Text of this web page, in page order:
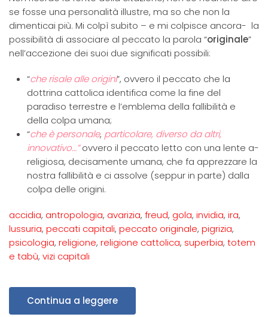
se fosse una personalità illustre, ma so che non la
dimenticai più. Mi colpì subito – e mi colpisce ancora- la
possibilità di associare al peccato la parola “originale”
nell’accezione dei suoi due significati possibili:
“che risale alle origini”, ovvero il peccato che la
dottrina cattolica identifica come la fine del
paradiso terrestre e l’emblema della fallibilità e
della colpa umana;
“che è personale, particolare, diverso da altri,
innovativo…”ovvero il peccato letto con una lente a-
religiosa, decisamente umana, che fa apprezzare la
nostra fallibilità e ci assolve (seppur in parte) dalla
colpa delle origini.
accidia, antropologia, avarizia, freud, gola, invidia, ira,
lussuria, peccati capitali, peccato originale, pigrizia,
psicologia, religione, religione cattolica, superbia, totem
e tabù, vizi capitali
Continua a leggere